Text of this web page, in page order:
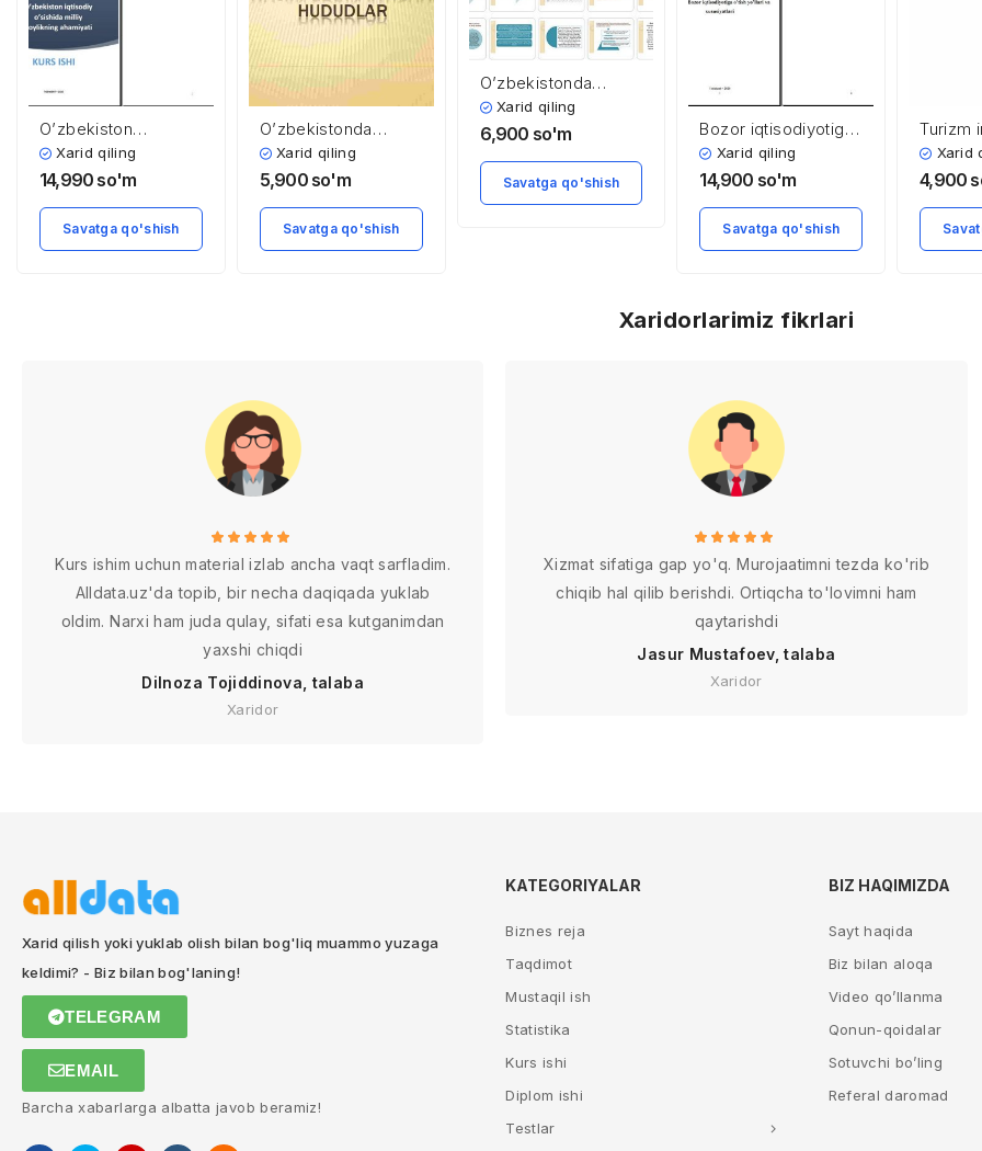
O’zbekiston
iqtisodiy o’sishida
milliy boylikning
Xarid qiling
14,990 so'm
Savatga qo'shish
O’zbekistonda
tashkil etilgan erkin
iqtisodiy hududlar
Xarid qiling
5,900 so'm
Savatga qo'shish
O’zbekistonda
pensiya tizimi
Xarid qiling
6,900 so'm
Savatga qo'shish
Bozor iqtisodiyotiga
o’tish yo’llari va
xususiyatlari
Xarid qiling
14,900 so'm
Savatga qo'shish
Turizm
Xarid
4,900
Xaridorlarimiz fikrlari
Kurs ishim uchun material izlab ancha vaqt sarfladim.
Alldata.uz'da topib, bir necha daqiqada yuklab
oldim. Narxi ham juda qulay, sifati esa kutganimdan
yaxshi chiqdi
Dilnoza Tojiddinova, talaba
Xaridor
Xizmat sifatiga gap yo'q. Murojaatimni tezda ko'rib
chiqib hal qilib berishdi. Ortiqcha to'lovimni ham
qaytarishdi
Jasur Mustafoev, talaba
Xaridor
Xarid qilish yoki yuklab olish bilan bog'liq muammo yuzaga
keldimi? - Biz bilan bog'laning!
TELEGRAM
EMAIL
Barcha xabarlarga albatta javob beramiz!
KATEGORIYALAR
Biznes reja
Taqdimot
Mustaqil ish
Statistika
Kurs ishi
Diplom ishi
Testlar
BIZ HAQIMIZDA
Sayt haqida
Biz bilan aloqa
Video qo’llanma
Qonun-qoidalar
Sotuvchi bo’ling
Referal daromad